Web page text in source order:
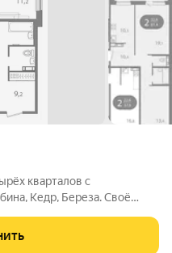
Кедр, Береза. Своё
вокруг территории